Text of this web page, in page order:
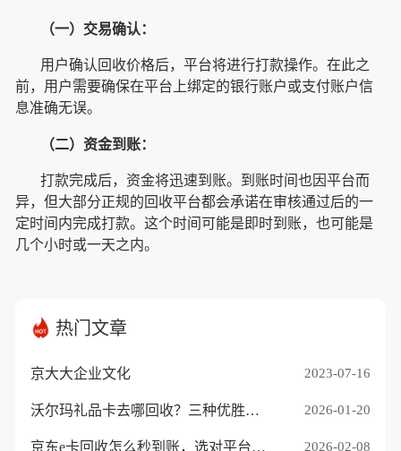
（一）交易确认：
用户确认回收价格后，平台将进行打款操作。在此之
前，用户需要确保在平台上绑定的银行账户或支付账户信
息准确无误。
（二）资金到账：
打款完成后，资金将迅速到账。到账时间也因平台而
异，但大部分正规的回收平台都会承诺在审核通过后的一
定时间内完成打款。这个时间可能是即时到账，也可能是
几个小时或一天之内。
热门文章
京大大企业文化 2023-07-16
沃尔玛礼品卡去哪回收？三种优胜途径推荐 2026-01-20
京东e卡回收怎么秒到账，选对平台是关键 2026-02-08